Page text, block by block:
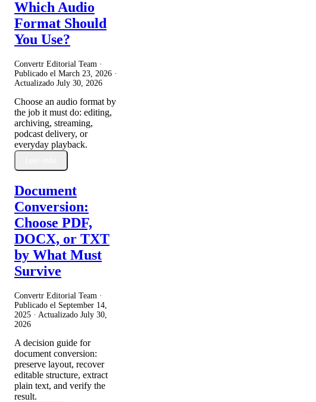
Which Audio
Format Should
You Use?
Convertr Editorial Team ·
Publicado el March 23, 2026 ·
Actualizado July 30, 2026
Choose an audio format by
the job it must do: editing,
archiving, streaming,
podcast delivery, or
everyday playback.
Document
Conversion:
Choose PDF,
DOCX, or TXT
by What Must
Survive
Convertr Editorial Team ·
Publicado el September 14,
2025 · Actualizado July 30,
2026
A decision guide for
document conversion:
preserve layout, recover
editable structure, extract
plain text, and verify the
result.